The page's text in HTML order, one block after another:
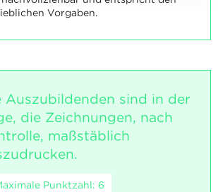
Vorgaben.
Auszubildenden sind in der
die Zeichnungen, nach
maßstäblich
Punktzahl: 6